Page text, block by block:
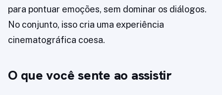
para pontuar emoções, sem dominar os diálogos.
No conjunto, isso cria uma experiência
cinematográfica coesa.
O que você sente ao assistir